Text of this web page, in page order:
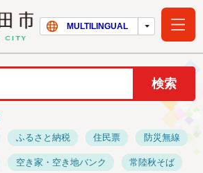
常陸太田市ホー
MULTILINGUAL
ふるさと納税 住民票 防災無線
空き家・空き地バンク 常陸秋そば